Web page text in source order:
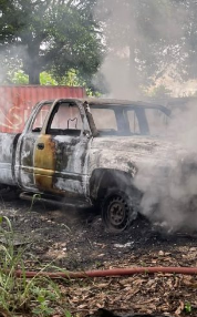
Municipal de
del alcalde de
Muñoz, y
Reinserción Social de
Amatlán de los
Aunque durante el
policías municipales,
corresponde
momento, las
jurídica del séptimo